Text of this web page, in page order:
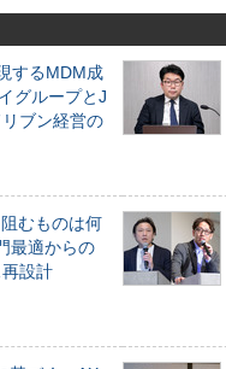
するMDM成
グループとJ
ブン経営の
むものは何
最適からの
設計